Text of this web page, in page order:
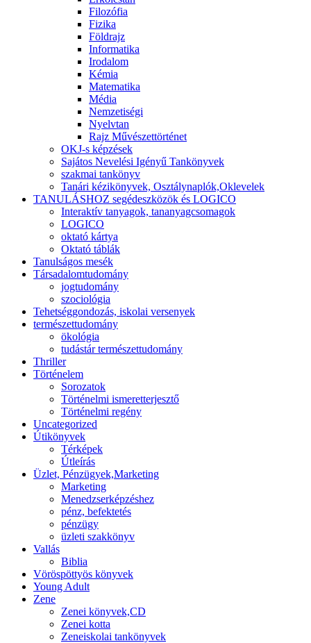
Filozófia
Fizika
Földrajz
Informatika
Irodalom
Kémia
Matematika
Média
Nemzetiségi
Nyelvtan
Rajz Művészettörténet
OKJ-s képzések
Sajátos Nevelési Igényű Tankönyvek
szakmai tankönyv
Tanári kézikönyvek, Osztálynaplók,Oklevelek
TANULÁSHOZ segédeszközök és LOGICO
Interaktív tanyagok, tananyagcsomagok
LOGICO
oktató kártya
Oktató táblák
Tanulságos mesék
Társadalomtudomány
jogtudomány
szociológia
Tehetséggondozás, iskolai versenyek
természettudomány
ökológia
tudástár természettudomány
Thriller
Történelem
Sorozatok
Történelmi ismeretterjesztő
Történelmi regény
Uncategorized
Útikönyvek
Térképek
Útleírás
Üzlet, Pénzügyek,Marketing
Marketing
Menedzserképzéshez
pénz, befektetés
pénzügy
üzleti szakkönyv
Vallás
Biblia
Vöröspöttyös könyvek
Young Adult
Zene
Zenei könyvek,CD
Zenei kotta
Zeneiskolai tankönyvek